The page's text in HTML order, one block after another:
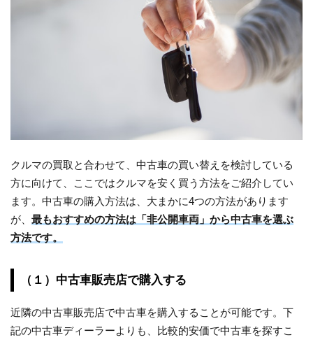
クルマの買取と合わせて、中古車の買い替えを検討している
方に向けて、ここではクルマを安く買う方法をご紹介してい
ます。中古車の購入方法は、大まかに4つの方法があります
が、最もおすすめの方法は「非公開車両」から中古車を選ぶ
方法です。
（１）中古車販売店で購入する
近隣の中古車販売店で中古車を購入することが可能です。下
記の中古車ディーラーよりも、比較的安価で中古車を探すこ